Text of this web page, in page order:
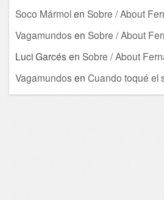
Soco Mármolen Sobre / About
Vagamundos en Sobre / About
Luci Garcés en Sobre / About
Vagamundos en Cuando toqué el